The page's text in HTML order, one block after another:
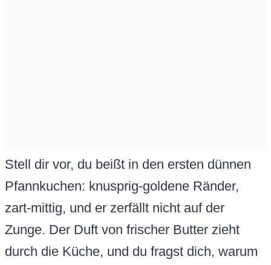
Stell dir vor, du beißt in den ersten dünnen
Pfannkuchen: knusprig-goldene Ränder,
zart-mittig, und er zerfällt nicht auf der
Zunge. Der Duft von frischer Butter zieht
durch die Küche, und du fragst dich, warum